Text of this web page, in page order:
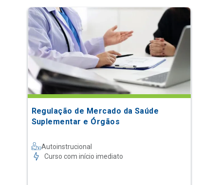
Regulação de Mercado da Saúde
Suplementar e Órgãos
Autoinstrucional
Curso com início imediato